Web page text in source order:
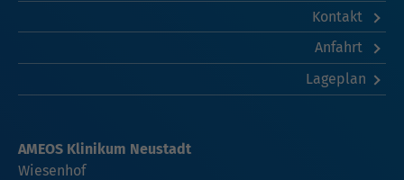
Kontakt
Anfahrt
Lageplan
AMEOS Klinikum Neustadt
Wiesenhof